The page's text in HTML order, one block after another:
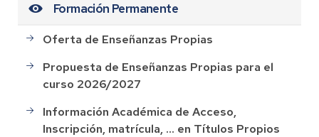
Formación Permanente
Oferta de Enseñanzas Propias
Propuesta de Enseñanzas Propias para el
curso 2026/2027
Información Académica de Acceso,
Inscripción, matrícula, ... en Títulos Propios